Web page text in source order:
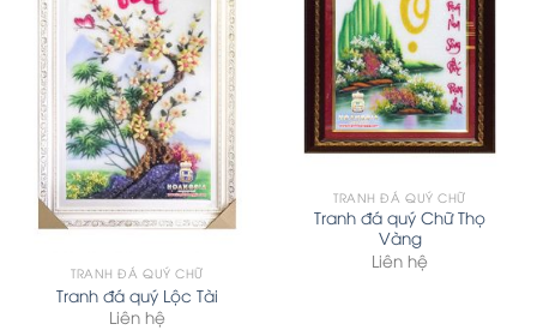
TRANH ĐÁ QUÝ CHỮ
Tranh đá quý Lộc Tài
Liên hệ
TRANH ĐÁ QUÝ CHỮ
Tranh đá quý Chữ Thọ
Vàng
Liên hệ